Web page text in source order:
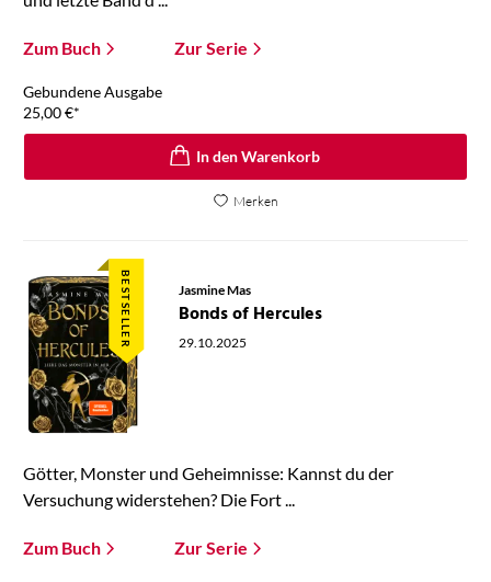
Zum Buch Zur Serie
Gebundene Ausgabe
25,00€*
In den Warenkorb
Merken
BESTSELLER Jasmine Mas
Bonds of Hercules
29.10.2025
Götter, Monster und Geheimnisse: Kannst du der
Versuchung widerstehen? Die Fort ...
Zum Buch Zur Serie